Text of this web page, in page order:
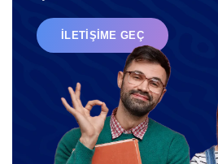
İLETIŞIME GEÇ